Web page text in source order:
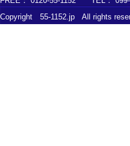
Copyright 55-1152.jp All rights